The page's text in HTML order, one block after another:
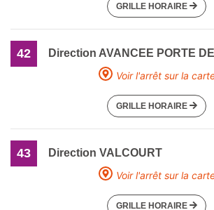
GRILLE HORAIRE
42
Direction AVANCEE PORTE
Voir l'arrêt sur la
GRILLE HORAIRE
43
Direction VALCOURT
Voir l'arrêt sur la
GRILLE HORAIRE